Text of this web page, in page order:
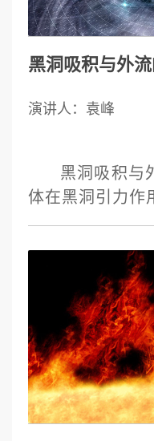
黑洞吸积与外
演讲人：袁峰
黑洞吸积与
体在黑洞引力作
程中气体会发出
普遍性，该过
程，是活动星系
的核心理论，并
演化等问题。该
吸积理论的主要
是通过辐射磁流